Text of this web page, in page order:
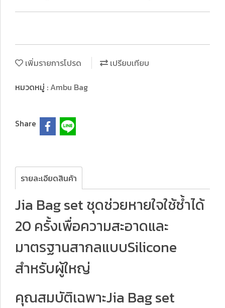
เพิ่มรายการโปรด
เปรียบเทียบ
หมวดหมู่ : Ambu Bag
Share
รายละเอียดสินค้า
Jia Bag set ชุดช่วยหายใจใช้ซ้ำได้
20 ครั้งเพื่อความสะอาดและ
มาตรฐานสากลแบบSilicone
สำหรับผู้ใหญ่
คุณสมบัติเฉพาะJia Bag set